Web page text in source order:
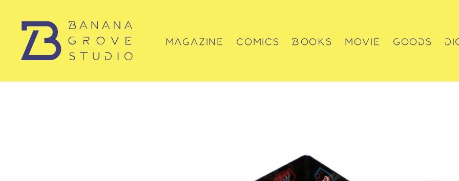
MAGAZINE COMICS BOOKS MOVIE GOODS